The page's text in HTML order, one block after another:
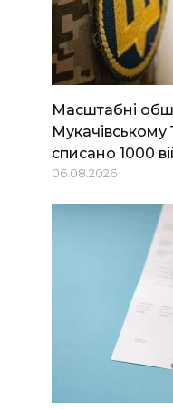
Масштабні
списано 1000
06.08.2026